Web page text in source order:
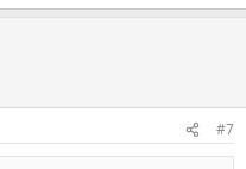
#7